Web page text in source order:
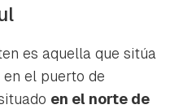
es aquella que sitúa
el puerto de
en el norte de